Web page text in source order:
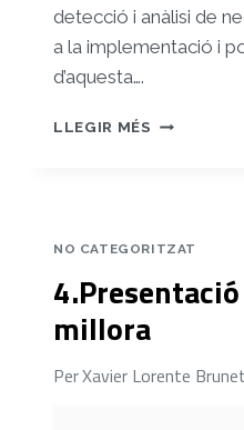
detecció i anàlisi de
a la implementació i
d’aquesta….
LLEGIR MÉS
NO CATEGORITZAT
millora
PerXavier Lorente Brunet